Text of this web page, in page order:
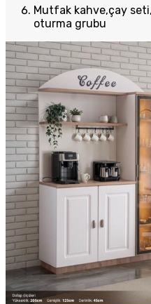
Mutfak kahve,çay
oturma grubu